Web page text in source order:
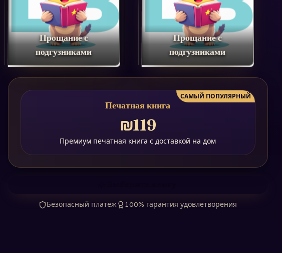
Прощание с
подгузниками
Прощание с
подгузниками
САМЫЙ ПОПУЛЯРНЫЙ
Печатная книга
₪119
Премиум печатная книга с доставкой на дом
Безопасный платеж 100% гарантия удовлетворения